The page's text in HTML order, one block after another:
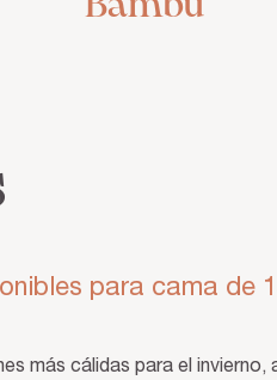
para cama de
más cálidas para el invierno,